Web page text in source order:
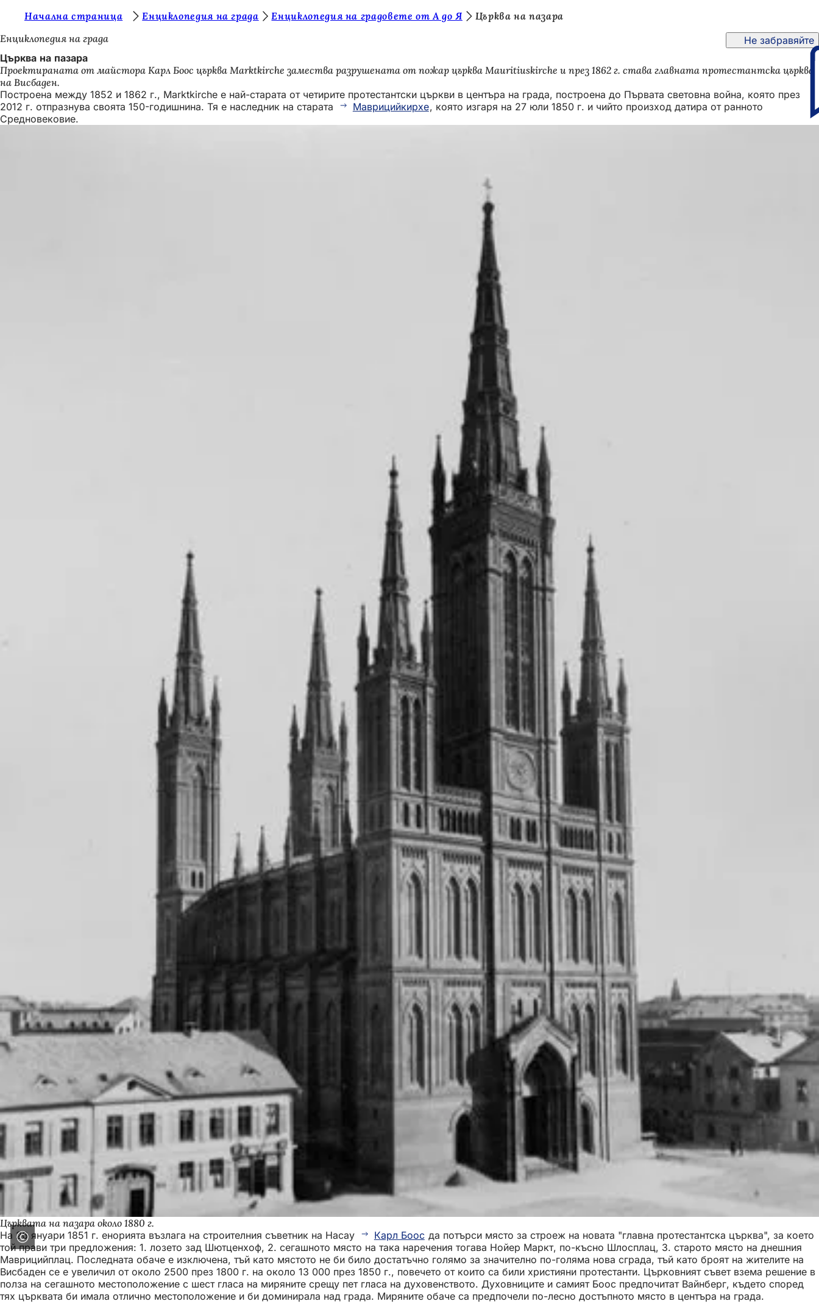
Преминаване към съдържанието
и
е
с
т
е
Начална страница Енциклопедия на града Енциклопедия на градовете от А до Я
Църква на пазара
Енциклопедия на града
Не забравяйте
Църква на пазара
Проектираната от майстора Карл Боос църква Marktkirche замества разрушената от пожар църква Mauritiuskirche и през 1862 г. става главната протестантска църква
на Висбаден.
Построена между 1852 и 1862 г., Marktkirche е най-старата от четирите протестантски църкви в центъра на града, построена до Първата световна война, която през
2012 г. отпразнува своята 150-годишнина. Тя е наследник на старата
Маврицийкирхе, която изгаря на 27 юли 1850 г. и чийто произход датира от ранното
Средновековие.
Църквата на пазара около 1880 г.
На 26 януари 1851 г. енорията възлага на строителния съветник на Насау
Карл Боос да потърси място за строеж на новата "главна протестантска църква", за което
той прави три предложения: 1. лозето зад Шютценхоф, 2. сегашното място на така наречения тогава Нойер Маркт, по-късно Шлосплац, 3. старото място на днешния
Маврицийплац. Последната обаче е изключена, тъй като мястото не би било достатъчно голямо за значително по-голяма нова сграда, тъй като броят на жителите на
Висбаден се е увеличил от около 2500 през 1800 г. на около 13 000 през 1850 г., повечето от които са били християни протестанти. Църковният съвет взема решение в
полза на сегашното местоположение с шест гласа на миряните срещу пет гласа на духовенството. Духовниците и самият Боос предпочитат Вайнберг, където според
тях църквата би имала отлично местоположение и би доминирала над града. Миряните обаче са предпочели по-лесно достъпното място в центъра на града.